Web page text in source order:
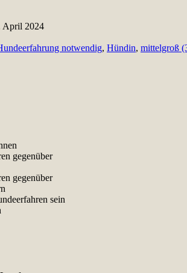
April 2024
notwendig, Hündin, mittelgroß
gegenüber
gegenüber
sein